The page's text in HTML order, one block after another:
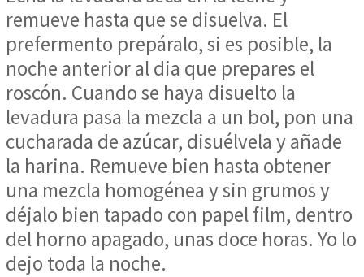
remueve hasta que se disuelva. El
prefermento prepáralo, si es posible, la
noche anterior al dia que prepares el
roscón. Cuando se haya disuelto la
levadura pasa la mezcla a un bol, pon una
cucharada de azúcar, disuélvela y añade
la harina. Remueve bien hasta obtener
una mezcla homogénea y sin grumos y
déjalo bien tapado con papel film, dentro
del horno apagado, unas doce horas. Yo lo
dejo toda la noche.